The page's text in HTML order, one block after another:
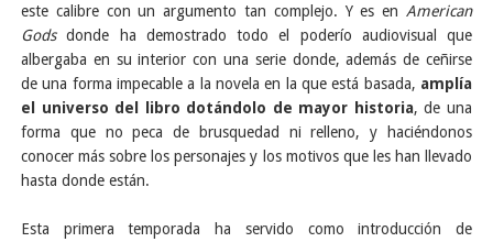
este calibre con un argumento tan complejo. Y es en American
Godsdonde ha demostrado todo el poderío audiovisual que
albergaba en su interior con una serie donde, además de ceñirse
de una forma impecable a la novela en la que está basada, amplía
el universo del libro dotándolo de mayor historia, de una
forma que no peca de brusquedad ni relleno, y haciéndonos
conocer más sobre los personajes y los motivos que les han llevado
hasta donde están.
Esta primera temporada ha servido como introducción de